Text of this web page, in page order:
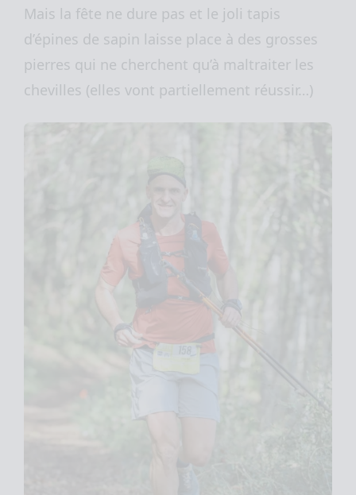
Mais la fête ne dure pas et le joli tapis
d’épines de sapin laisse place à des grosses
pierres qui ne cherchent qu’à maltraiter les
chevilles (elles vont partiellement réussir…)